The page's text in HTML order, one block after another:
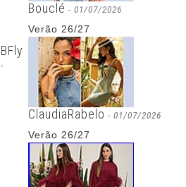
Bouclé - 01/07/2026
Verão 26/27
BFly
-
ClaudiaRabelo - 01/07/2026
Verão 26/27